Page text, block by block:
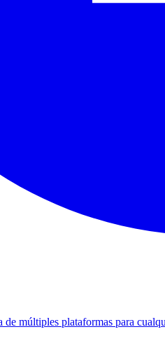
múltiples plataformas para